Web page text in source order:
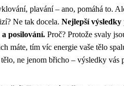
plavání – ano, pomáhá to.
Ne tak docela. Nejlepší výsledky
posilování. Proč? Protože svaly
máte, tím víc energie vaše tělo
ne jenom břicho – výsledky vás